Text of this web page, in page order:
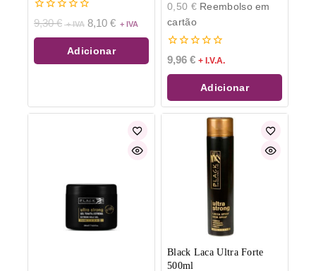
0
de
5
9,30€ 8,10 €
Adicionar
0,50 €Reembolso em
cartão
0
de
5
9,96 € + I.V.A.
Adicionar
Black Laca Ultra Forte
500ml